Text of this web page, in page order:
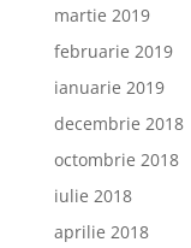
martie 2019
februarie 2019
ianuarie 2019
decembrie 2018
octombrie 2018
iulie 2018
aprilie 2018